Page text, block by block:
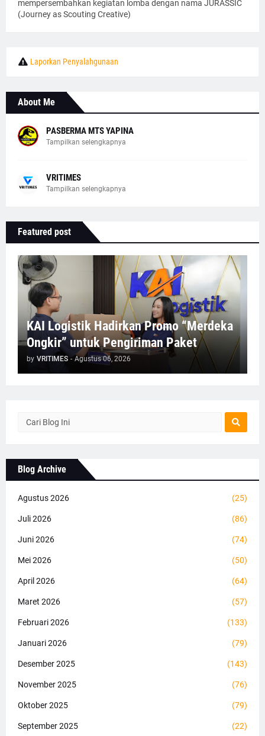
mempersembahkan kegiatan lomba dengan nama JURASSIC
(Journey as Scouting Creative)
Laporkan Penyalahgunaan
About Me
PASBERMA MTS YAPINA
Tampilkan selengkapnya
VRITIMES
Tampilkan selengkapnya
Featured post
KAI Logistik Hadirkan Promo “Merdeka
Ongkir” untuk Pengiriman Paket
by VRITIMES - Agustus 06, 2026
Blog Archive
Agustus 2026 (25)
Juli 2026 (86)
Juni 2026 (74)
Mei 2026 (50)
April 2026 (64)
Maret 2026 (57)
Februari 2026 (133)
Januari 2026 (79)
Desember 2025 (143)
November 2025 (76)
Oktober 2025 (79)
September 2025 (22)